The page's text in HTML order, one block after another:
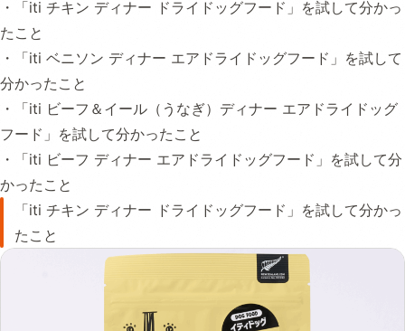
・「iti チキン ディナー ドライドッグフード」を試して分かっ
たこと
・「iti ベニソン ディナー エアドライドッグフード」を試して
分かったこと
・「iti ビーフ＆イール（うなぎ）ディナー エアドライドッグ
フード」を試して分かったこと
・「iti ビーフ ディナー エアドライドッグフード」を試して分
かったこと
「iti チキン ディナー ドライドッグフード」を試して分かっ
たこと